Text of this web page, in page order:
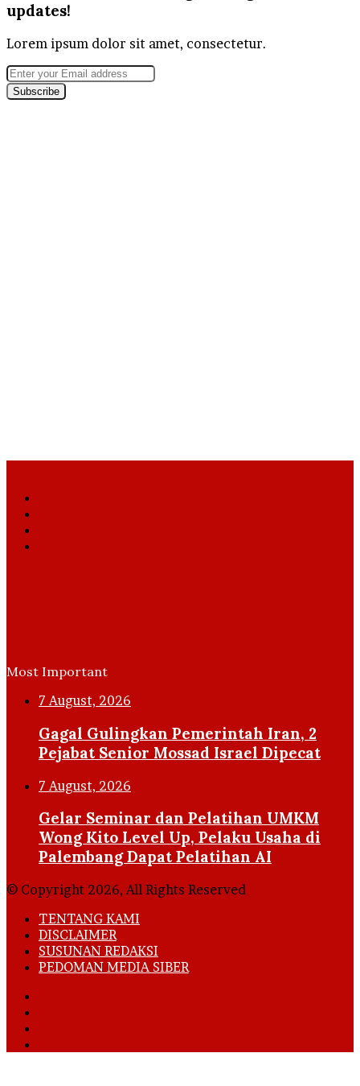
updates!
Lorem ipsum dolor sit amet, consectetur.
Enter
your
Email
Most Important
7 August, 2026
Gagal Gulingkan Pemerintah Iran, 2
Pejabat Senior Mossad Israel Dipecat
7 August, 2026
Gelar Seminar dan Pelatihan UMKM
Wong Kito Level Up, Pelaku Usaha di
Palembang Dapat Pelatihan AI
© Copyright 2026, All Rights Reserved
TENTANG KAMI
DISCLAIMER
SUSUNAN REDAKSI
PEDOMAN MEDIA SIBER